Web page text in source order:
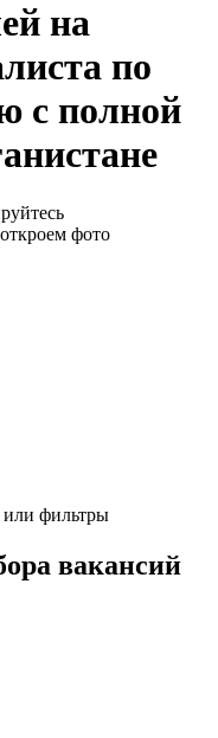
на
по
с полной
фото
или фильтры
вакансий